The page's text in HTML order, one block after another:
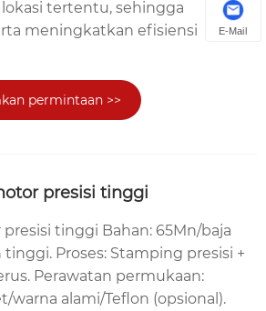
tertentu, sehingga
meningkatkan efisiensi
permintaan >>
presisi tinggi
tinggi Bahan: 65Mn/baja
Proses: Stamping presisi +
Perawatan permukaan:
warna alami/Teflon (opsional).
E-Mail